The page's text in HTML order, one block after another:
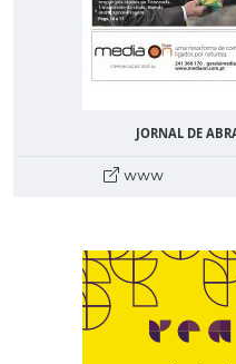
JORNAL DE
www